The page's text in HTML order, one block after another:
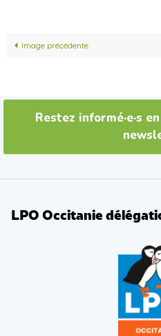
Image précédente
Restez informé·e·s
LPO Occitanie